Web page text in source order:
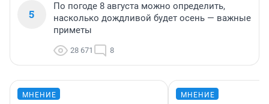
5
По погоде 8 августа можно определить,
насколько дождливой будет осень — важные
приметы
28 671 8
МНЕНИЕ МНЕНИЕ